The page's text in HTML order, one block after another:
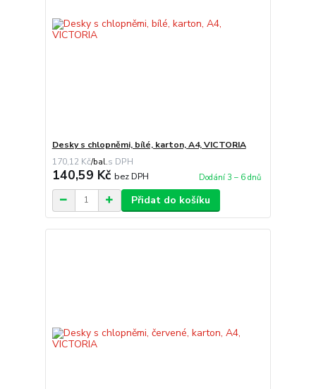
Desky s chlopněmi, bílé, karton, A4, VICTORIA
170,12 Kč/bal.
140,59 Kč bez DPH Dodání 3 – 6 dnů
Přidat do košíku